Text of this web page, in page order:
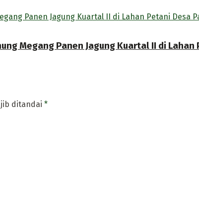
Megang Panen Jagung Kuartal II di Lahan
ditandai *